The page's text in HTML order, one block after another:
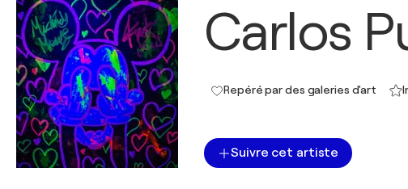
Carlos
Repéré par des galeries d'art
Suivre cet artiste